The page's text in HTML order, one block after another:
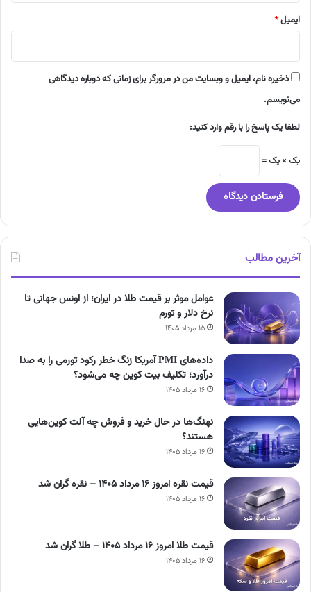
ایمیل*
ذخیره نام، ایمیل و وبسایت من در مرورگر برای زمانی که دوباره دیدگاهی
می‌نویسم.
لطفا یک پاسخ را با رقم وارد کنید:
یک × یک =
آخرین مطالب
عوامل موثر بر قیمت طلا در ایران؛ از اونس جهانی تا
نرخ دلار و تورم
۱۵ مرداد ۱۴۰۵
داده‌های PMI آمریکا زنگ خطر رکود تورمی را به صدا
درآورد؛ تکلیف بیت کوین چه می‌شود؟
۱۶ مرداد ۱۴۰۵
نهنگ‌ها در حال خرید و فروش چه آلت کوین‌هایی
هستند؟
۱۶ مرداد ۱۴۰۵
قیمت نقره امروز ۱۶ مرداد ۱۴۰۵ – نقره گران شد
۱۶ مرداد ۱۴۰۵
قیمت طلا امروز ۱۶ مرداد ۱۴۰۵ – طلا گران شد
۱۶ مرداد ۱۴۰۵